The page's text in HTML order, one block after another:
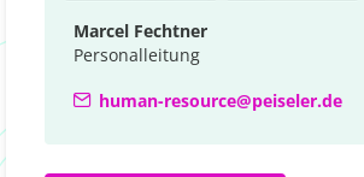
Marcel Fechtner
Personalleitung
human-resource@peiseler.de